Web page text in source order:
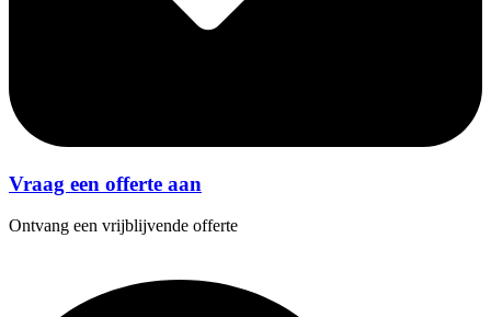
Vraag een offerte aan
Ontvang een vrijblijvende offerte